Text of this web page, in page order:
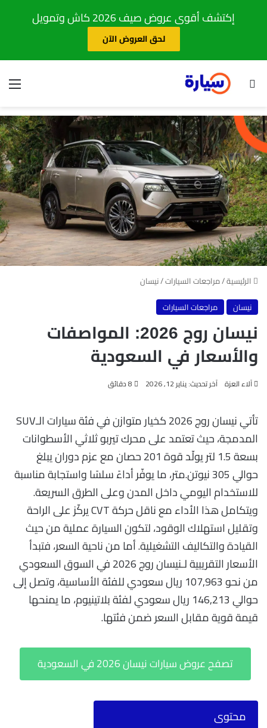
إكتشف أقوى عروض صيف 2026 كاش وتمويل
لحق العروض الآن
بحث عن
الرئيسية/مراجعات السيارات/نيسان
نيسان
مراجعات السيارات
نيسان روج 2026: المواصفات
والأسعار في السعودية
آلاء العزة آخر تحديث: يناير 12, 2026
تأتي نيسان روج 2026 كخيار متوازن في فئة سيارات الـSUV
المدمجة، حيث تعتمد على محرك تيربو ثلاثي الأسطوانات
بسعة 1.5 لتر يولّد قوة 201 حصان مع عزم دوران يبلغ
حوالي 305 نيوتن.متر، ما يوفّر أداءً سلسًا واستجابة مناسبة
للاستخدام اليومي داخل المدن وعلى الطرق السريعة.
ويتكامل هذا الأداء مع ناقل حركة CVT يركّز على الراحة
وتقليل استهلاك الوقود، لتكون السيارة عملية من حيث
القيادة والتكاليف التشغيلية. أما من ناحية السعر، فتبدأ
الأسعار التقريبية لـنيسان روج 2026 في السوق السعودي
من نحو 107,963 ريال سعودي للفئة الأساسية، وتصل إلى
حوالي 146,213 ريال سعودي لفئة بلاتينيوم، ما يمنحها
قيمة قوية مقابل السعر ضمن فئتها.
تصفح عروض سيارات نيسان 2026 في السعودية
محتوى